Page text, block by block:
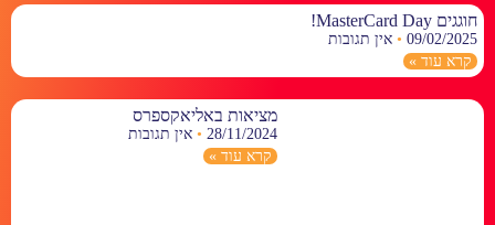
חוגגים MasterCard Day!
09/02/2025
אין תגובות
קרא עוד »
מציאות באליאקספרס
28/11/2024
אין תגובות
קרא עוד »